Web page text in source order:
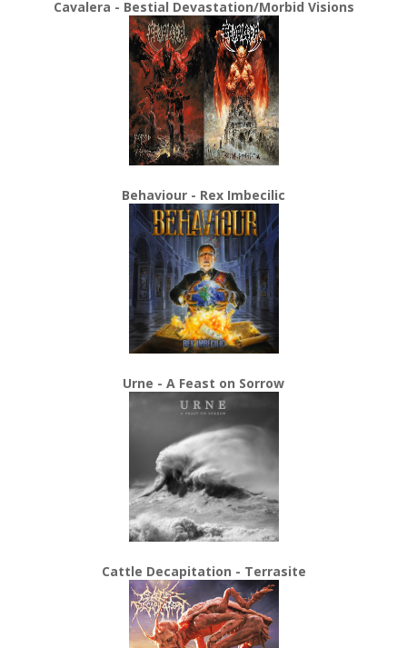
Cavalera - Bestial Devastation/Morbid Visions
Behaviour - Rex Imbecilic
Urne - A Feast on Sorrow
Cattle Decapitation - Terrasite